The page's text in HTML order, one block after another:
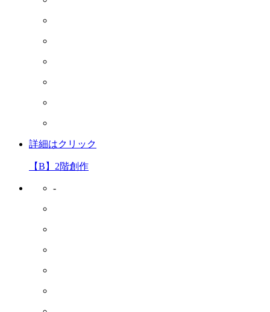
詳細はクリック
【B】2階創作
-